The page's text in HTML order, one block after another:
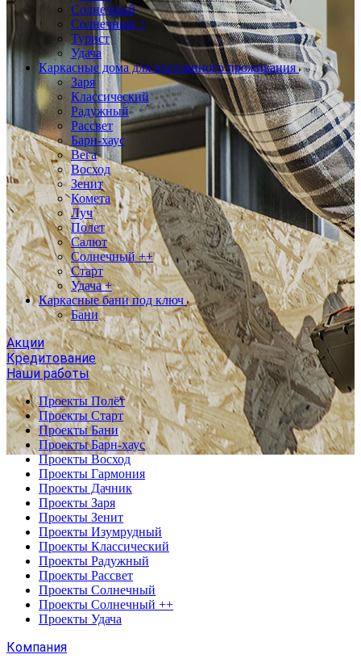
Солнечный
Солнечный +
Турист
Удача
Каркасные дома для постоянного проживания
Заря
Классический
Радужный
Рассвет
Барн-хаус
Вега
Восход
Зенит
Комета
Луч
Полет
Салют
Солнечный ++
Старт
Удача +
Каркасные бани под ключ
Бани
Акции
Кредитование
Наши работы
Проекты Полёт
Проекты Старт
Проекты Бани
Проекты Барн-хаус
Проекты Восход
Проекты Гармония
Проекты Дачник
Проекты Заря
Проекты Зенит
Проекты Изумрудный
Проекты Классический
Проекты Радужный
Проекты Рассвет
Проекты Солнечный
Проекты Солнечный ++
Проекты Удача
Компания